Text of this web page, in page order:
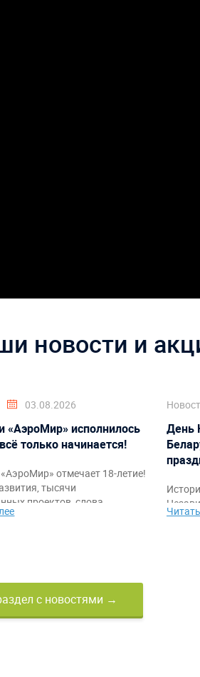
новости и
03.08.2026
«АэроМир» исполнилось
только начинается!
отмечает 18-летие!
тысячи
проектов, слова
клиентам, партнёрам и
День
также
с новостями →